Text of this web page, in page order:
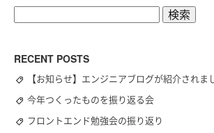
RECENT POSTS
【お知らせ】エンジニアブログが紹介されま
今年つくったものを振り返る会
フロントエンド勉強会の振り返り